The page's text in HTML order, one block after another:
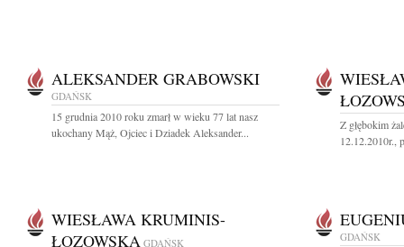
ALEKSANDER GRABOWSKI
GDAŃSK
15 grudnia 2010 roku zmarł w wieku 77 lat nasz
ukochany Mąż, Ojciec i Dziadek Aleksander...
Z głębokim
12.12.2010r.,
WIESŁAWA KRUMINIS-
ŁOZOWSKA GDAŃSK GDAŃSK